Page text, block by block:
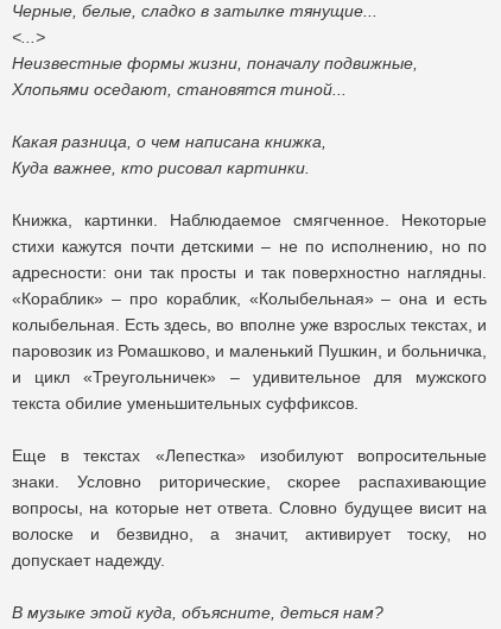
Черные, белые, сладко в затылке тянущие...
<...>
Неизвестные формы жизни, поначалу подвижные,
Хлопьями оседают, становятся тиной...
Какая разница, о чем написана книжка,
Куда важнее, кто рисовал картинки.
Книжка, картинки. Наблюдаемое смягченное. Некоторые
стихи кажутся почти детскими – не по исполнению, но по
адресности: они так просты и так поверхностно наглядны.
«Кораблик» – про кораблик, «Колыбельная» – она и есть
колыбельная. Есть здесь, во вполне уже взрослых текстах, и
паровозик из Ромашково, и маленький Пушкин, и больничка,
и цикл «Треугольничек» – удивительное для мужского
текста обилие уменьшительных суффиксов.
Еще в текстах «Лепестка» изобилуют вопросительные
знаки. Условно риторические, скорее распахивающие
вопросы, на которые нет ответа. Словно будущее висит на
волоске и безвидно, а значит, активирует тоску, но
допускает надежду.
В музыке этой куда, объясните, деться нам?